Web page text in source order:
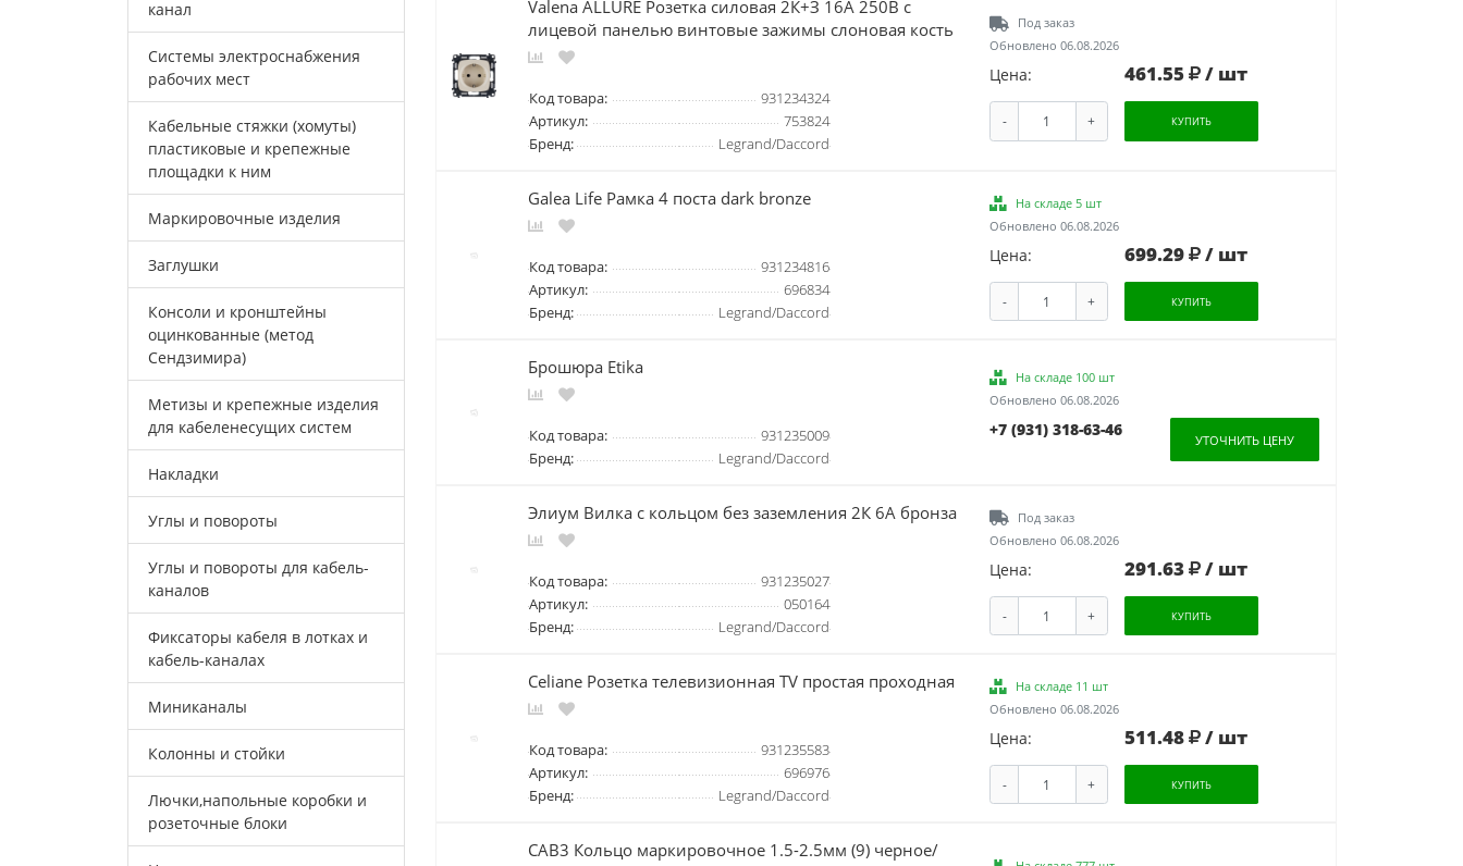
Valena ALLURE Розетка силовая 2К+З 16А 250В с
лицевой панелью винтовые зажимы слоновая кость
Код товара:
931234324
Артикул:
753824
Бренд:
Legrand/Daccord
Под заказ
Обновлено 06.08.2026
Цена: 461.55 / шт
- + КУПИТЬ
Galea Life Рамка 4 поста dark bronze
Код товара:
931234816
Артикул:
696834
Бренд:
Legrand/Daccord
На складе 5 шт
Обновлено 06.08.2026
Цена: 699.29 / шт
- + КУПИТЬ
Брошюра Etika
Код товара:
931235009
Бренд:
Legrand/Daccord
На складе 100 шт
Обновлено 06.08.2026
+7 (931) 318-63-46
УТОЧНИТЬ ЦЕНУ
Элиум Вилка с кольцом без заземления 2К 6А бронза
Код товара:
931235027
Артикул:
050164
Бренд:
Legrand/Daccord
Под заказ
Обновлено 06.08.2026
Цена: 291.63 / шт
- + КУПИТЬ
Celiane Розетка телевизионная TV простая проходная
Код товара:
931235583
Артикул:
696976
Бренд:
Legrand/Daccord
На складе 11 шт
Обновлено 06.08.2026
Цена: 511.48 / шт
- + КУПИТЬ
CAB3 Кольцо маркировочное 1.5-2.5мм (9) черное/
канал
Системы электроснабжения
рабочих мест
Кабельные стяжки (хомуты)
пластиковые и крепежные
площадки к ним
Маркировочные изделия
Заглушки
Консоли и кронштейны
оцинкованные (метод
Сендзимира)
Метизы и крепежные изделия
для кабеленесущих систем
Накладки
Углы и повороты
Углы и повороты для кабель-
каналов
Фиксаторы кабеля в лотках и
кабель-каналах
Миниканалы
Колонны и стойки
Лючки,напольные коробки и
розеточные блоки